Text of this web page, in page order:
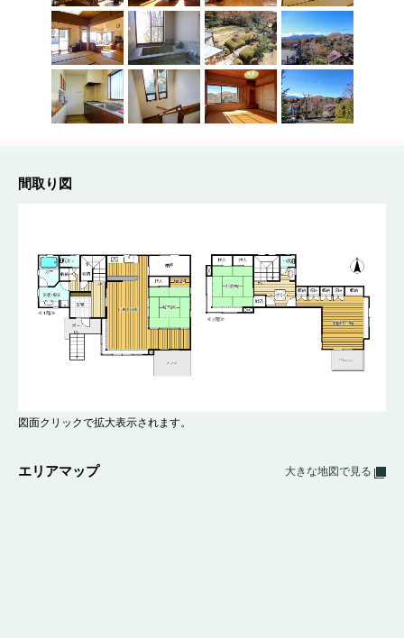
間取り図
図面クリックで拡大表示されます。
エリアマップ 大きな地図で見る